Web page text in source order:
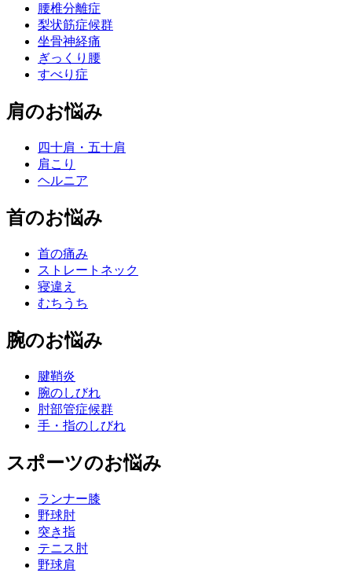
腰椎分離症
梨状筋症候群
坐骨神経痛
ぎっくり腰
すべり症
肩のお悩み
四十肩・五十肩
肩こり
ヘルニア
首のお悩み
首の痛み
ストレートネック
寝違え
むちうち
腕のお悩み
腱鞘炎
腕のしびれ
肘部管症候群
手・指のしびれ
スポーツのお悩み
ランナー膝
野球肘
突き指
テニス肘
野球肩